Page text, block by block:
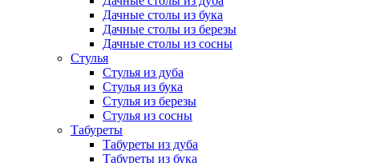
Дачные столы из бука
Дачные столы из березы
Дачные столы из сосны
Стулья
Стулья из дуба
Стулья из бука
Стулья из березы
Стулья из сосны
Табуреты
Табуреты из дуба
Табуреты из бука